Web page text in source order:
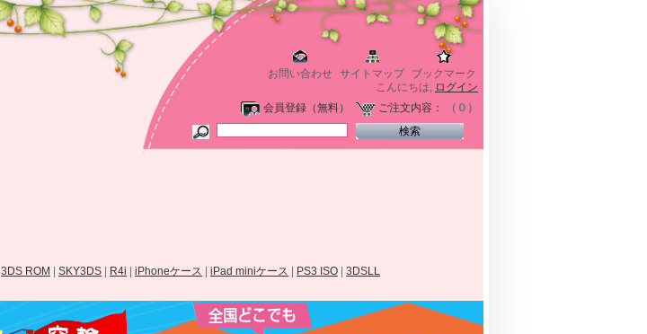
お問い合わせ サイトマップ
ブックマーク
こんにちは,
ログイン
ご注文内容： （０）
会員登録（無料）
3DS ROM SKY3DS R4i iPhoneケース iPad miniケース PS3 ISO 3DSLL